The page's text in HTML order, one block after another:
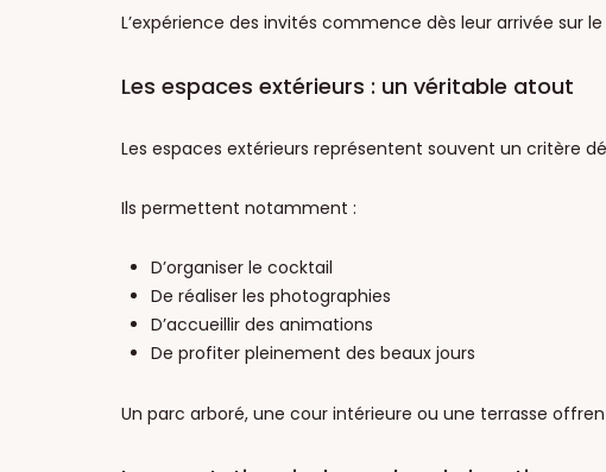
L’expérience des invités commence dès leur arrivée sur le
Les espaces extérieurs : un véritable atout
Les espaces extérieurs représentent souvent un critère
Ils permettent notamment :
D’organiser le cocktail
De réaliser les photographies
D’accueillir des animations
De profiter pleinement des beaux jours
Un parc arboré, une cour intérieure ou une terrasse